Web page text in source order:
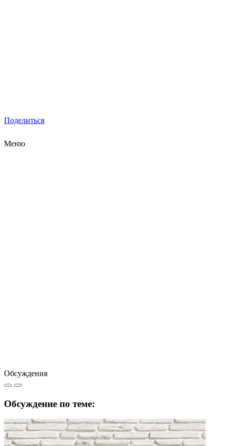
Поделиться
Меню
Обсуждения
Обсуждение по теме: